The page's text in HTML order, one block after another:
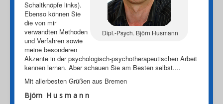
Dipl.-Psych. Björn Husmann
Schaltknöpfe links).
Ebenso können Sie
die von mir
verwandten Methoden
und Verfahren sowie
meine besonderen
Akzente in der psychologisch-psychotherapeutischen Arbeit
kennen lernen. Aber schauen Sie am Besten selbst....
Mit allerbesten Grüßen aus Bremen
Björn H u s m a n n